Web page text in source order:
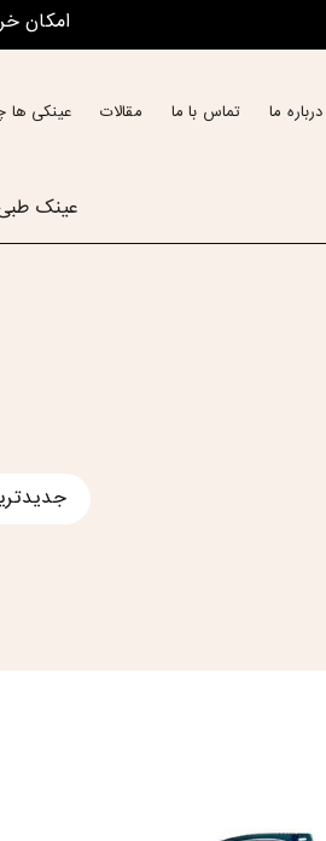
امکان
درباره ما تماس با ما مقالات عینکی ها
عینک